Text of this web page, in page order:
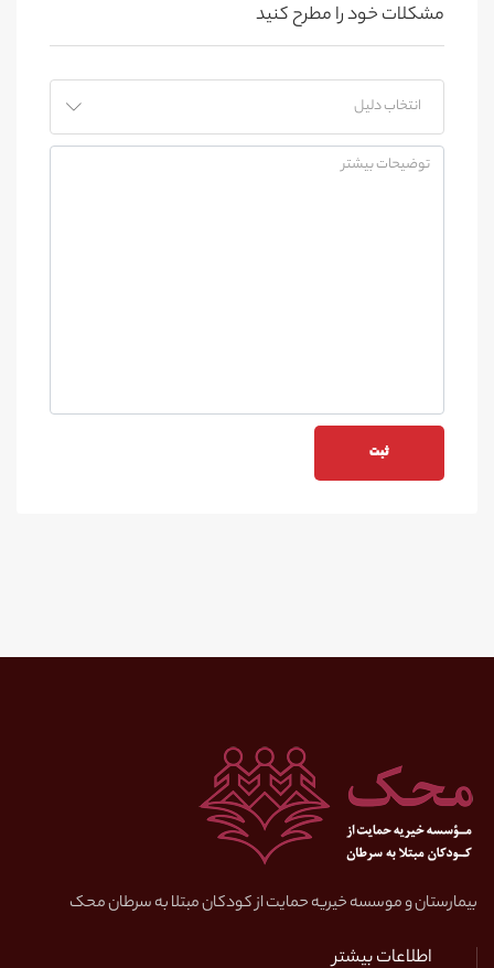
مشکلات خود را مطرح کنید
بیمارستان و موسسه خیریه حمایت از کودکان مبتلا به سرطان محک
اطلاعات بیشتر